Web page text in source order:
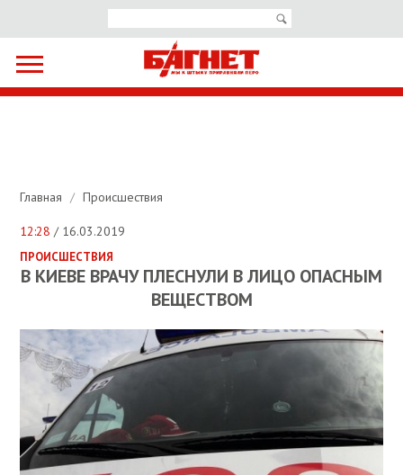
Главная / Происшествия
12:28 / 16.03.2019
ПРОИСШЕСТВИЯ
В КИЕВЕ ВРАЧУ ПЛЕСНУЛИ В ЛИЦО ОПАСНЫМ
ВЕЩЕСТВОМ